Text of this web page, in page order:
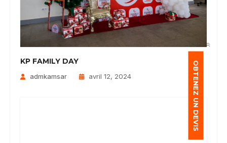
KP FAMILY DAY
admkamsar avril 12, 2024 OBTENEZ UN DEVIS